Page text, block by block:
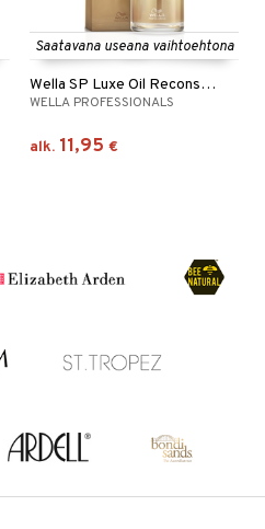
Saatavana useana vaihtoehtona
Wella SP Luxe Oil Reconstructive Elixir
WELLA PROFESSIONALS
alk. 11,95 €